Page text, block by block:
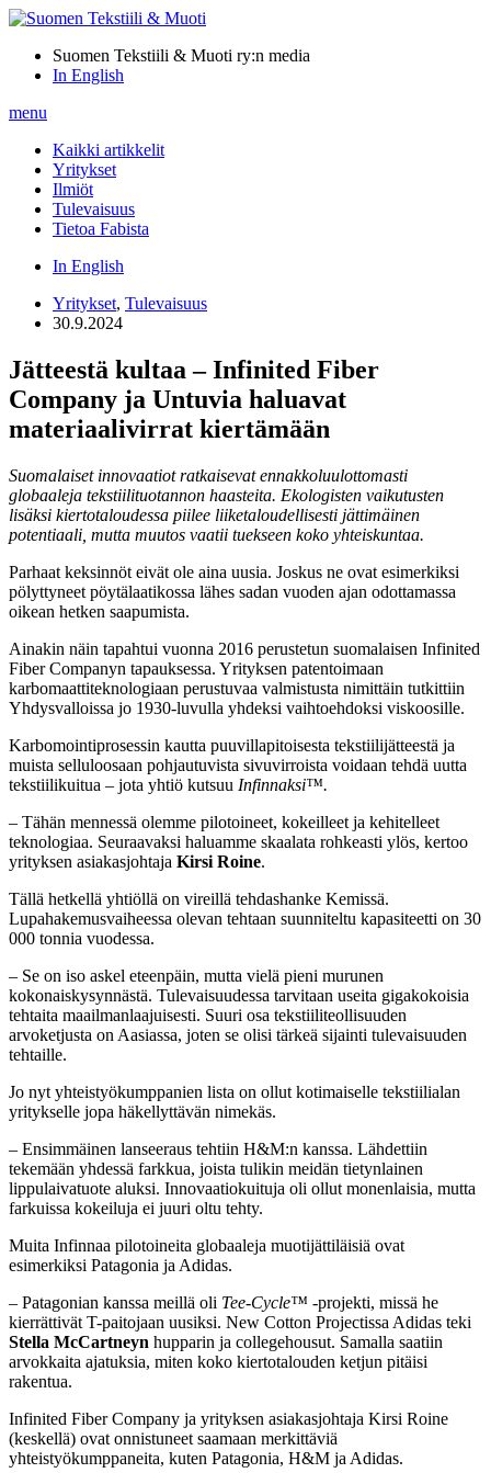
Suomen Tekstiili & Muoti ry:n media
In English
menu
Kaikki artikkelit
Yritykset
Ilmiöt
Tulevaisuus
Tietoa Fabista
In English
Yritykset, Tulevaisuus
30.9.2024
Jätteestä kultaa – Infinited Fiber
Company ja Untuvia haluavat
materiaalivirrat kiertämään
Suomalaiset innovaatiot ratkaisevat ennakkoluulottomasti
globaaleja tekstiilituotannon haasteita. Ekologisten vaikutusten
lisäksi kiertotaloudessa piilee liiketaloudellisesti jättimäinen
potentiaali, mutta muutos vaatii tuekseen koko yhteiskuntaa.
Parhaat keksinnöt eivät ole aina uusia. Joskus ne ovat esimerkiksi
pölyttyneet pöytälaatikossa lähes sadan vuoden ajan odottamassa
oikean hetken saapumista.
Ainakin näin tapahtui vuonna 2016 perustetun suomalaisen Infinited
Fiber Companyn tapauksessa. Yrityksen patentoimaan
karbomaattiteknologiaan perustuvaa valmistusta nimittäin tutkittiin
Yhdysvalloissa jo 1930-luvulla yhdeksi vaihtoehdoksi viskoosille.
Karbomointiprosessin kautta puuvillapitoisesta tekstiilijätteestä ja
muista selluloosaan pohjautuvista sivuvirroista voidaan tehdä uutta
tekstiilikuitua – jota yhtiö kutsuu Infinnaksi™.
– Tähän mennessä olemme pilotoineet, kokeilleet ja kehitelleet
teknologiaa. Seuraavaksi haluamme skaalata rohkeasti ylös, kertoo
yrityksen asiakasjohtaja Kirsi Roine.
Tällä hetkellä yhtiöllä on vireillä tehdashanke Kemissä.
Lupahakemusvaiheessa olevan tehtaan suunniteltu kapasiteetti on 30
000 tonnia vuodessa.
– Se on iso askel eteenpäin, mutta vielä pieni murunen
kokonaiskysynnästä. Tulevaisuudessa tarvitaan useita gigakokoisia
tehtaita maailmanlaajuisesti. Suuri osa tekstiiliteollisuuden
arvoketjusta on Aasiassa, joten se olisi tärkeä sijainti tulevaisuuden
tehtaille.
Jo nyt yhteistyökumppanien lista on ollut kotimaiselle tekstiilialan
yritykselle jopa häkellyttävän nimekäs.
– Ensimmäinen lanseeraus tehtiin H&M:n kanssa. Lähdettiin
tekemään yhdessä farkkua, joista tulikin meidän tietynlainen
lippulaivatuote aluksi. Innovaatiokuituja oli ollut monenlaisia, mutta
farkuissa kokeiluja ei juuri oltu tehty.
Muita Infinnaa pilotoineita globaaleja muotijättiläisiä ovat
esimerkiksi Patagonia ja Adidas.
– Patagonian kanssa meillä oli Tee-Cycle™ -projekti, missä he
kierrättivät T-paitojaan uusiksi. New Cotton Projectissa Adidas teki
Stella McCartneyn hupparin ja collegehousut. Samalla saatiin
arvokkaita ajatuksia, miten koko kiertotalouden ketjun pitäisi
rakentua.
Infinited Fiber Company ja yrityksen asiakasjohtaja Kirsi Roine
(keskellä) ovat onnistuneet saamaan merkittäviä
yhteistyökumppaneita, kuten Patagonia, H&M ja Adidas.